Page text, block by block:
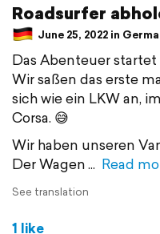
Roadsurfer
June 25, 2022 in
Das Abenteuer startet
Wir saßen das erste
sich wie ein LKW an,
Corsa. 😅
Wir haben unseren
Der Wagen
Read
See translation
1 like